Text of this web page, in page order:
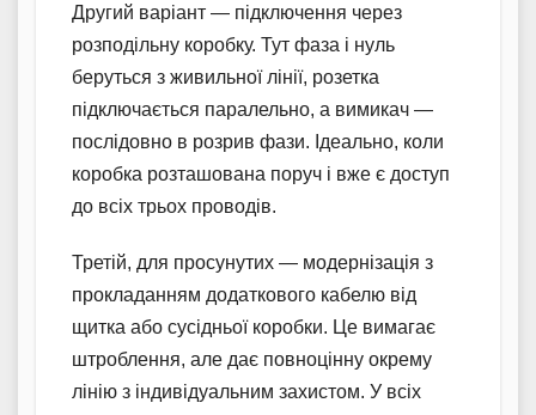
Другий варіант — підключення через
розподільну коробку. Тут фаза і нуль
беруться з живильної лінії, розетка
підключається паралельно, а вимикач —
послідовно в розрив фази. Ідеально, коли
коробка розташована поруч і вже є доступ
до всіх трьох проводів.
Третій, для просунутих — модернізація з
прокладанням додаткового кабелю від
щитка або сусідньої коробки. Це вимагає
штроблення, але дає повноцінну окрему
лінію з індивідуальним захистом. У всіх